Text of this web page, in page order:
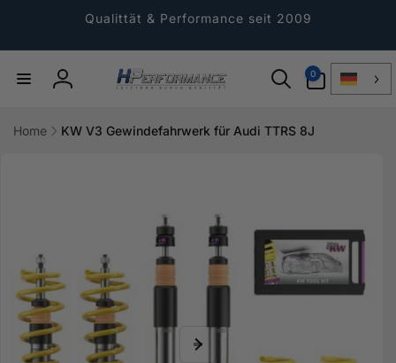
Qualittät & Performance seit 2009
Einloggen
0
Artikel
Home KW V3 Gewindefahrwerk für Audi TTRS 8J